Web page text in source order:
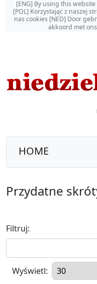
[ENG] By using this
[POL] Korzystając z naszej
nas cookies [NED] Door
akkoord met
HOME
Przydatne
Filtruj:
Wyświetl: